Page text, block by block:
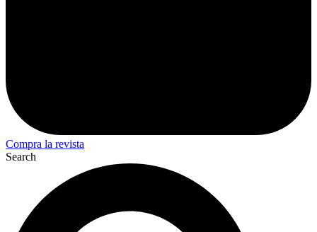
Compra la revista
Search